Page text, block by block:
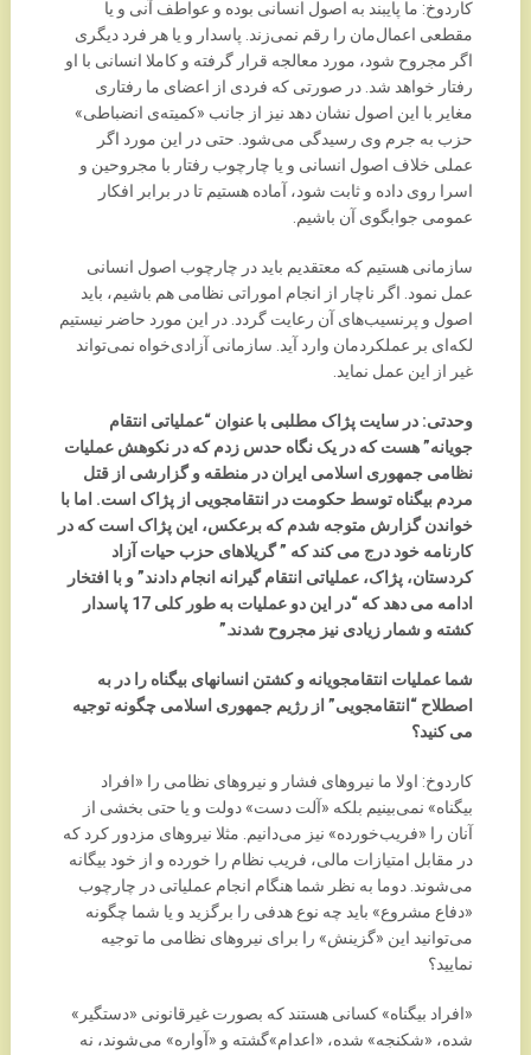
کاردوخ: ما پایبند به اصول انسانی بوده و عواطف آنی و یا
مقطعی اعمال‌مان را رقم نمی‌زند. پاسدار و یا هر فرد دیگری
اگر مجروح شود، مورد معالجه قرار گرفته و کاملا انسانی با او
رفتار خواهد شد. در صورتی که فردی از اعضای ما رفتاری
مغایر با این اصول نشان دهد نیز از جانب «کمیته‌ی انضباطی»
حزب به جرم وی رسیدگی می‌شود. حتی در این مورد اگر
عملی خلاف اصول انسانی و یا چارچوب رفتار با مجروحین و
اسرا روی داده و ثابت شود، آماده هستیم تا در برابر افکار
عمومی جوابگوی آن باشیم.
سازمانی هستیم که معتقدیم باید در چارچوب اصول انسانی
عمل نمود. اگر ناچار از انجام اموراتی نظامی هم باشیم، باید
اصول و پرنسیب‌های آن رعایت گردد. در این مورد حاضر نیستیم
لکه‌ای بر عملکردمان وارد آید. سازمانی آزادی‌خواه نمی‌تواند
غیر از این عمل نماید.
وحدتی: در سایت پژاک مطلبی با عنوان “عملیاتی انتقام
جویانه” هست که در یک نگاه حدس زدم که در نکوهش عملیات
نظامی جمهوری اسلامی ایران در منطقه و گزارشی از قتل
مردم بیگناه توسط حکومت در انتقامجویی از پژاک است. اما با
خواندن گزارش متوجه شدم که برعکس، این پژاک است که در
کارنامه خود درج می کند که ” گریلاهای حزب حیات آزاد
کردستان، پژاک، عملیاتی انتقام گیرانه انجام دادند” و با افتخار
ادامه می دهد که “در این دو عملیات به طور کلی 17 پاسدار
کشته و شمار زیادی نیز مجروح شدند.”
شما عملیات انتقامجویانه و کشتن انسانهای بیگناه را در به
اصطلاح “انتقامجویی” از رژیم جمهوری اسلامی چگونه توجیه
می کنید؟
کاردوخ: اولا ما نیروهای فشار و نیروهای نظامی را «افراد
بیگناه» نمی‌بینیم بلکه «آلت دست» دولت و یا حتی بخشی از
آنان را «فریب‌خورده» نیز می‌دانیم. مثلا نیروهای مزدور کرد که
در مقابل امتیازات مالی، فریب نظام را خورده و از خود بیگانه
می‌شوند. دوما به نظر شما هنگام انجام عملیاتی در چارچوب
«دفاع مشروع» باید چه نوع هدفی را برگزید و یا شما چگونه
می‌توانید این «گزینش» را برای نیروهای نظامی ما توجیه
نمایید؟
«افراد بیگناه» کسانی هستند که بصورت غیرقانونی «دستگیر»
شده، «شکنجه» شده، «اعدام»‌گشته و «آواره» می‌شوند، نه